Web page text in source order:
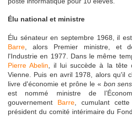
Élu national et ministre
Élu sénateur en septembre 1968, il
Barre , alors Premier ministre, et
l'Industrie en 1977. Dans le même
Pierre Abelin , il lui succède à la tête
Vienne. Puis en avril 1978, alors qu'il
livre d'économie et prône le « bon sens
est nommé ministre de
gouvernement Barre , cumulant
président du comité intérimaire du